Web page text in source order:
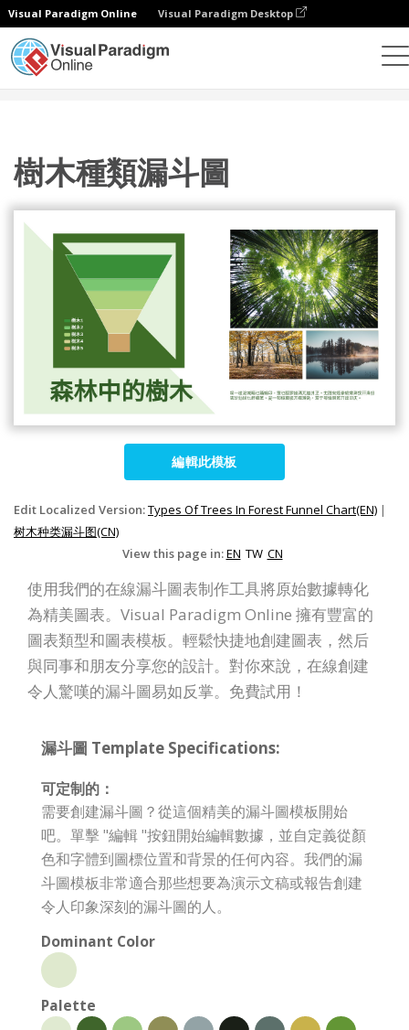
Visual Paradigm Online Visual Paradigm Desktop
樹木種類漏斗圖
編輯此模板
Edit Localized Version:Types Of Trees In Forest Funnel Chart(EN) |
树木种类漏斗图(CN)
View this page in:EN TW CN
使用我們的在線漏斗圖表制作工具將原始數據轉化
為精美圖表。Visual Paradigm Online 擁有豐富的
圖表類型和圖表模板。輕鬆快捷地創建圖表，然后
與同事和朋友分享您的設計。對你來說，在線創建
令人驚嘆的漏斗圖易如反掌。免費試用！
漏斗圖 Template Specifications:
可定制的：
需要創建漏斗圖？從這個精美的漏斗圖模板開始
吧。單擊 "編輯 "按鈕開始編輯數據，並自定義從顏
色和字體到圖標位置和背景的任何內容。我們的漏
斗圖模板非常適合那些想要為演示文稿或報告創建
令人印象深刻的漏斗圖的人。
Dominant Color
Palette